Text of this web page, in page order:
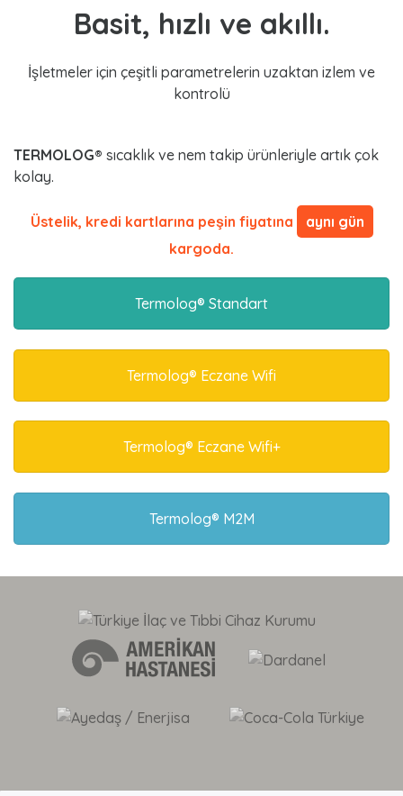
Basit, hızlı ve akıllı.
İşletmeler için çeşitli parametrelerin uzaktan izlem ve
kontrolü
TERMOLOG® sıcaklık ve nem takip ürünleriyle artık çok
kolay.
Üstelik, kredi kartlarına peşin fiyatına
aynı gün
kargoda.
Termolog® Standart
Termolog® Eczane Wifi
Termolog® Eczane Wifi+
Termolog® M2M